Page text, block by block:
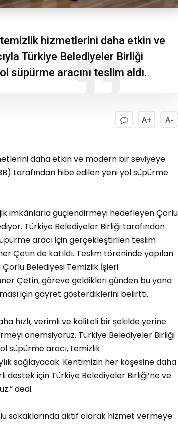
hizmetlerini daha etkin ve
Türkiye Belediyeler Birliği
süpürme aracını teslim aldı.
A+ A-
daha etkin ve modern bir seviyeye
tarafından hibe edilen yeni yol süpürme
imkânlarla güçlendirmeyi hedefleyen Çorlu
Türkiye Belediyeler Birliği tarafından
aracı için gerçekleştirilen teslim
Çetin de katıldı. Teslim töreninde yapılan
Belediyesi Temizlik İşleri
Çetin, göreve geldikleri günden bu yana
için gayret gösterdiklerini belirtti.
hızlı, verimli ve kaliteli bir şekilde yerine
önemsiyoruz. Türkiye Belediyeler Birliği
süpürme aracı, temizlik
sağlayacak. Kentimizin her köşesine daha
için Türkiye Belediyeler Birliği’ne ve
dedi.
sokaklarında aktif olarak hizmet vermeye